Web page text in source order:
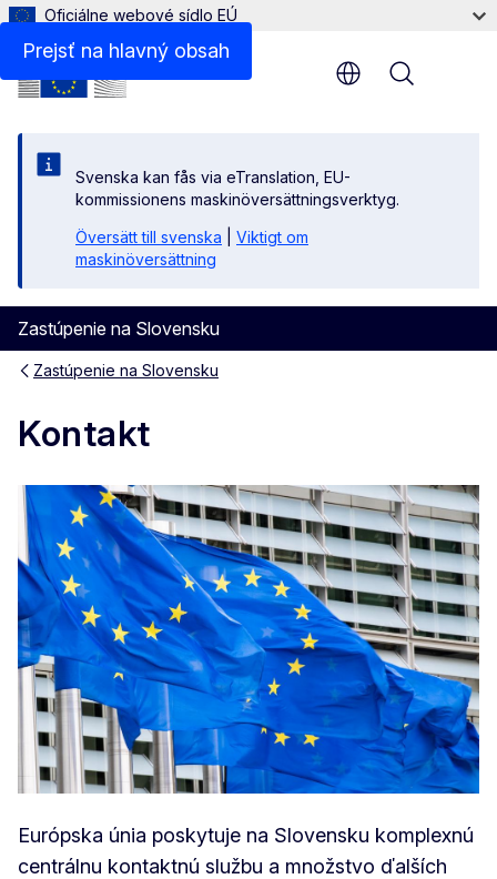
Prejsť na hlavný obsah
Oficiálne webové sídlo EÚ
Svenska kan fås via eTranslation, EU-
kommissionens maskinöversättningsverktyg.
Översätt till svenska
Viktigt om
maskinöversättning
Zastúpenie na Slovensku
Menu
Zastúpenie na Slovensku
Kontakt
Európska únia poskytuje na Slovensku komplexnú
centrálnu kontaktnú službu a množstvo ďalších